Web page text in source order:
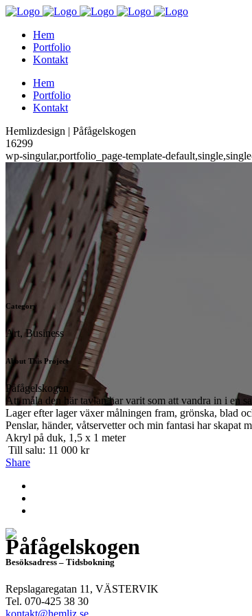
Hem
Portfolio
Kontakt
Hem
Portfolio
Kontakt
Hemlizdesign | Påfågelskogen
16299
wp-singular,portfolio_page-template-
Påfågelskogen
Category
Art, Business
About This Project
Påfågelskogen
Att måla den här tavlan har varit som att vandra in i en
Lager efter lager växer målningen fram, grönska, blad
Penslar, händer, våtservetter och min fantasi har skapat
Akryl på duk, 1,5 x 1 meter
Till salu: 11 000 kr
Share
Besöksadress – Tidsbokning
Repslagaregatan 11, VÄSTERVIK
Tel. 070-425 38 30